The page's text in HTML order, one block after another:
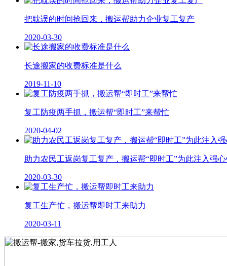
把耽误的时间抢回来，搬运帮助力企业复工复产
2020-03-30
长途搬家的收费标准是什么
2019-11-10
复工防疫两手抓，搬运帮“即时工”来帮忙
2020-04-02
助力农民工返岗复工复产，搬运帮“即时工”为此注入强
2020-03-30
复工生产忙，搬运帮即时工来助力
2020-03-11